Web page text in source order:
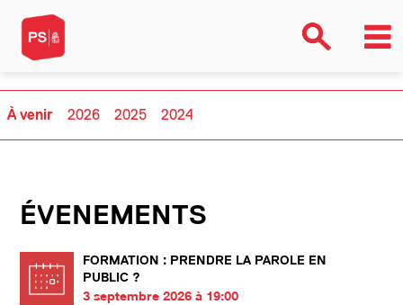
À venir 2026 2025 2024
ÉVENEMENTS
FORMATION : PRENDRE LA PAROLE EN
PUBLIC ?
3 septembre 2026 à 19:00